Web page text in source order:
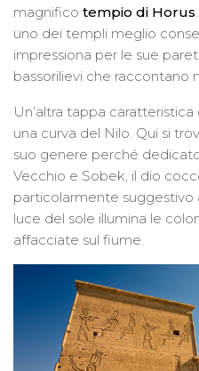
magnifico tempio di Horus
uno dei templi meglio
impressiona per le sue
bassorilievi che raccontano
Un’altra tappa caratteristica
una curva del Nilo. Qui si
suo genere perché
Vecchio e Sobek, il dio
particolarmente suggestivo
luce del sole illumina le
affacciate sul fiume.